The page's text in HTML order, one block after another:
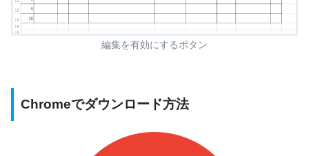
編集を有効にするボタン
Chromeでダウンロード方法